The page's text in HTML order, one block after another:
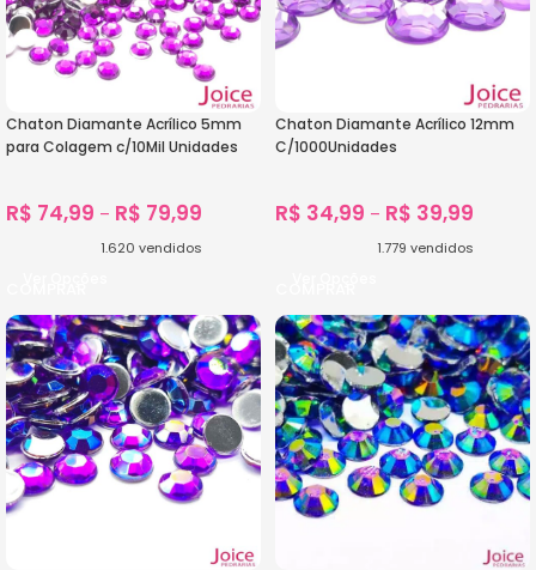
Chaton Diamante Acrílico 5mm
para Colagem c/10Mil Unidades
R$ 74,99 – R$ 79,99
1.620 vendidos
Chaton Diamante Acrílico 12mm
C/1000Unidades
R$ 34,99 – R$ 39,99
1.779 vendidos